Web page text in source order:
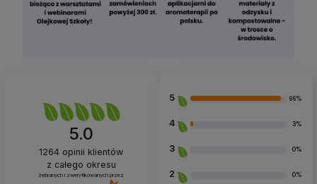
5.0
1264 opinii klientów
z całego okresu
zebranych i zweryfikowanych przez
5 96%
4 3%
3 0%
2 0%